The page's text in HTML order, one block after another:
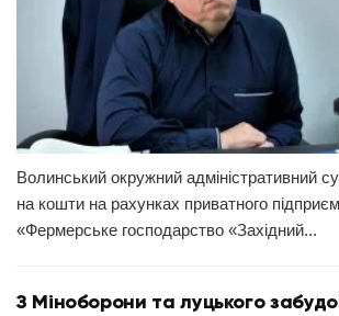
Волинський окружний адміністративний
на кошти на рахунках приватного
«Фермерське господарство «Західний...
З Міноборони та луцького